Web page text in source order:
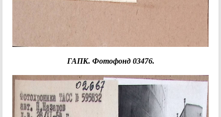
ГАПК. Фотофонд 03476.